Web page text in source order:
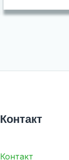
Контакт
Контакт